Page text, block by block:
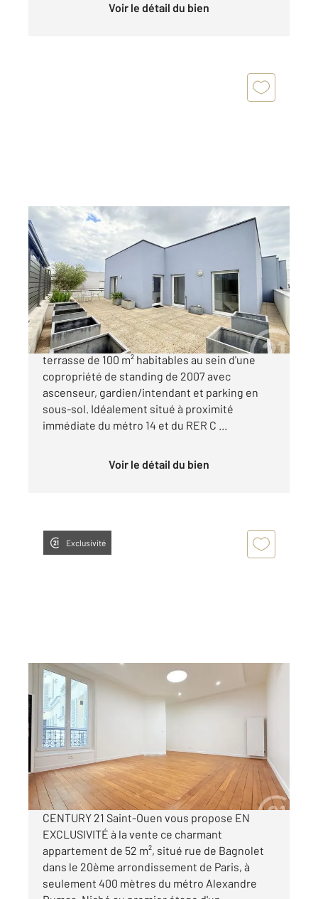
Voir le détail du bien
ST OUEN 93
99,58 m 2, 5 pièces
Ref : 4053
Appartement à vendre
870 000 €
CENTURY 21 vous propose cet appartement
terrasse de 100 m² habitables au sein d'une
copropriété de standing de 2007 avec
ascenseur, gardien/intendant et parking en
sous-sol. Idéalement situé à proximité
immédiate du métro 14 et du RER C ...
Voir le détail du bien
Exclusivité
PARIS 75020
52,27 m2, 3 pièces
Ref : 3877
Appartement F3 à vendre
479 000 €
Visiter le site dédié
CENTURY 21 Saint-Ouen vous propose EN
EXCLUSIVITÉ à la vente ce charmant
appartement de 52 m², situé rue de Bagnolet
dans le 20ème arrondissement de Paris, à
seulement 400 mètres du métro Alexandre